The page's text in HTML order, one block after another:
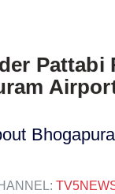
Pattabi